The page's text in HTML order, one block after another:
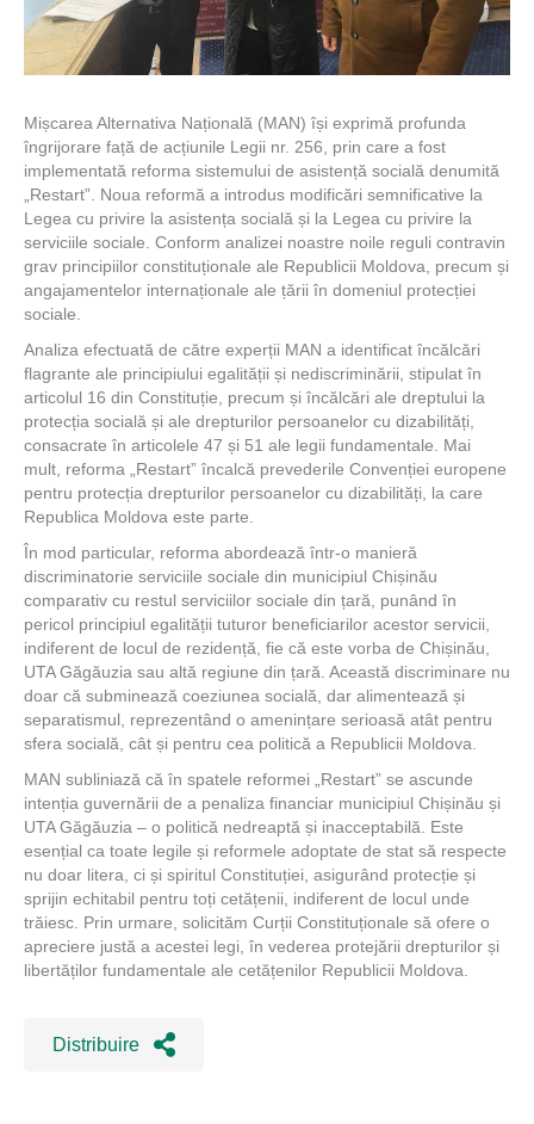
Mișcarea Alternativa Națională (MAN) își exprimă profunda
îngrijorare față de acțiunile Legii nr. 256, prin care a fost
implementată reforma sistemului de asistență socială denumită
„Restart”. Noua reformă a introdus modificări semnificative la
Legea cu privire la asistența socială și la Legea cu privire la
serviciile sociale. Conform analizei noastre noile reguli contravin
grav principiilor constituționale ale Republicii Moldova, precum și
angajamentelor internaționale ale țării în domeniul protecției
sociale.
Analiza efectuată de către experții MAN a identificat încălcări
flagrante ale principiului egalității și nediscriminării, stipulat în
articolul 16 din Constituție, precum și încălcări ale dreptului la
protecția socială și ale drepturilor persoanelor cu dizabilități,
consacrate în articolele 47 și 51 ale legii fundamentale. Mai
mult, reforma „Restart” încalcă prevederile Convenției europene
pentru protecția drepturilor persoanelor cu dizabilități, la care
Republica Moldova este parte.
În mod particular, reforma abordează într-o manieră
discriminatorie serviciile sociale din municipiul Chișinău
comparativ cu restul serviciilor sociale din țară, punând în
pericol principiul egalității tuturor beneficiarilor acestor servicii,
indiferent de locul de rezidență, fie că este vorba de Chișinău,
UTA Găgăuzia sau altă regiune din țară. Această discriminare nu
doar că subminează coeziunea socială, dar alimentează și
separatismul, reprezentând o amenințare serioasă atât pentru
sfera socială, cât și pentru cea politică a Republicii Moldova.
MAN subliniază că în spatele reformei „Restart” se ascunde
intenția guvernării de a penaliza financiar municipiul Chișinău și
UTA Găgăuzia – o politică nedreaptă și inacceptabilă. Este
esențial ca toate legile și reformele adoptate de stat să respecte
nu doar litera, ci și spiritul Constituției, asigurând protecție și
sprijin echitabil pentru toți cetățenii, indiferent de locul unde
trăiesc. Prin urmare, solicităm Curții Constituționale să ofere o
apreciere justă a acestei legi, în vederea protejării drepturilor și
libertăților fundamentale ale cetățenilor Republicii Moldova.
Distribuire